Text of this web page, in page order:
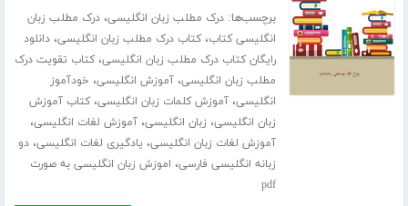
برچسب‌ها:درک مطلب زبان انگلیسی،درک مطلب زبان
انگلیسی کتاب،کتاب درک مطلب زبان انگلیسی،دانلود
رایگان کتاب درک مطلب زبان انگلیسی،کتاب تقویت درک
مطلب زبان انگلیسی،آموزش انگلیسی، خودآموز
انگلیسی،آموزش کلمات زبان انگلیسی،کتاب آموزش
زبان انگلیسی، زبان انگلیسی،آموزش لغات انگلیسی،
آموزش لغات زبان انگلیسی، یادگیری لغات انگلیسی،دو
زبانه انگلیسی فارسی، اموزش زبان انگلیسی به صورت
pdf